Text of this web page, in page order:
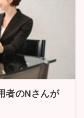
者のNさんが